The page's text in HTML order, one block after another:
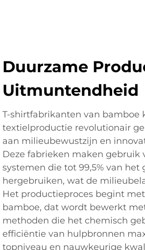
Duurzame
Uitmuntendheid
T-shirtfabrikanten van bamboe
textielproductie revolutionair
aan milieubewustzijn en
Deze fabrieken maken gebruik
systemen die tot 99,5% van
hergebruiken, wat de
Het productieproces begint
bamboe, dat wordt bewerkt
methoden die het chemisch
efficiëntie van hulpbronnen
topniveau en nauwkeurige